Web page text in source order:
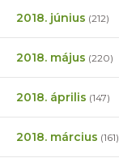
2018. június (212)
2018. május (220)
2018. április (147)
2018. március (161)